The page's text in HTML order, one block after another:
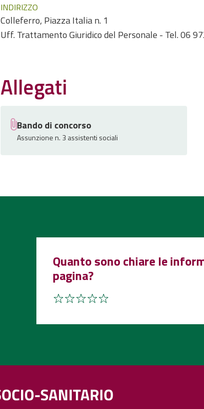
INDIRIZZO
Colleferro, Piazza Italia n. 1
Uff. Trattamento Giuridico del Personale - Tel. 06
Allegati
Bando di concorso
Assunzione n. 3 assistenti sociali
Quanto sono chiare le
pagina?